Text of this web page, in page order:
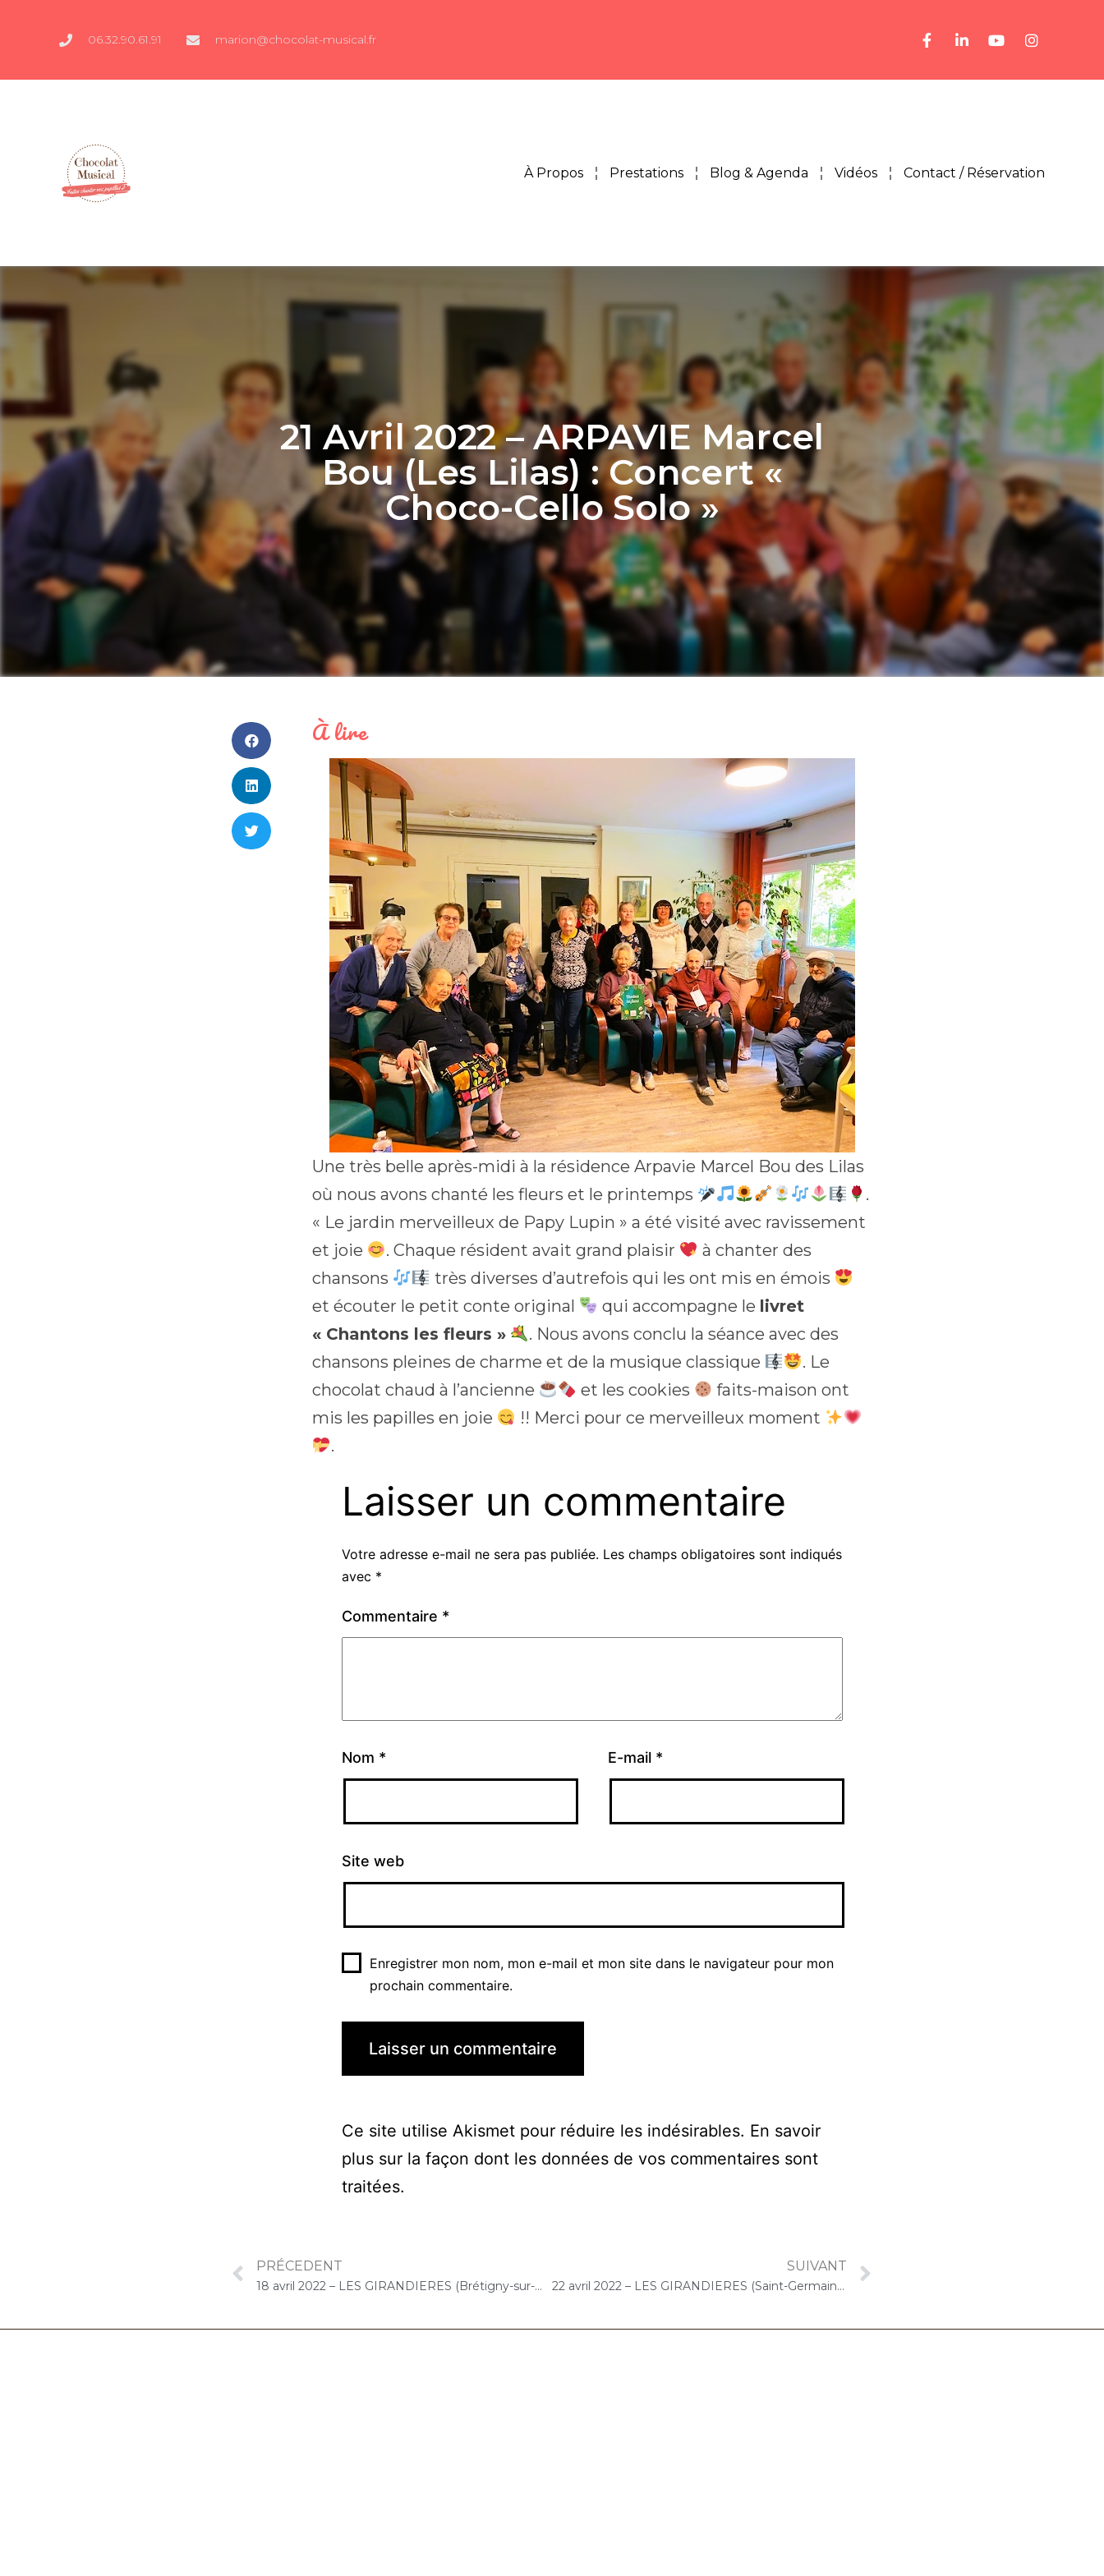
06.32.90.61.91 marion@chocolat-musical.fr
À Propos Prestations Blog & Agenda Vidéos Contact / Réservation
21 Avril 2022 – ARPAVIE Marcel
Bou (Les Lilas) : Concert «
Choco-Cello Solo »
À lire
Une très belle après-midi à la résidence Arpavie Marcel Bou des Lilas
où nous avons chanté les fleurs et le printemps
.
« Le jardin merveilleux de Papy Lupin » a été visité avec ravissement
et joie
. Chaque résident avait grand plaisir
à chanter des
chansons
très diverses d’autrefois qui les ont mis en émois
et écouter le petit conte original
qui accompagne le livret
« Chantons les fleurs »
. Nous avons conclu la séance avec des
chansons pleines de charme et de la musique classique
. Le
chocolat chaud à l’ancienne
et les cookies
faits-maison ont
mis les papilles en joie
!! Merci pour ce merveilleux moment
.
Laisser un commentaire
Votre adresse e-mail ne sera pas publiée. Les champs obligatoires sont indiqués
avec *
Commentaire *
Nom * E-mail *
Site web
Enregistrer mon nom, mon e-mail et mon site dans le navigateur pour mon
prochain commentaire.
Ce site utilise Akismet pour réduire les indésirables. En savoir
plus sur la façon dont les données de vos commentaires sont
traitées.
PRÉCEDENT
18 avril 2022 – LES GIRANDIERES (Brétigny-sur-Orge) : Atelier « Chantons Ensemble »
SUIVANT
22 avril 2022 – LES GIRANDIERES (Saint-Germain-en-Laye) : Concert « Cello Solo »